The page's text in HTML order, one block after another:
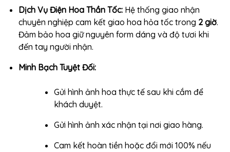
Dịch Vụ Điện Hoa Thần Tốc:Hệ thống giao nhận
chuyên nghiệp cam kết giao hoa hỏa tốc trong 2 giờ.
Đảm bảo hoa giữ nguyên form dáng và độ tươi khi
đến tay người nhận.
Minh Bạch Tuyệt Đối:
Gửi hình ảnh hoa thực tế sau khi cắm để
khách duyệt.
Gửi hình ảnh xác nhận tại nơi giao hàng.
Cam kết hoàn tiền hoặc đổi mới 100% nếu